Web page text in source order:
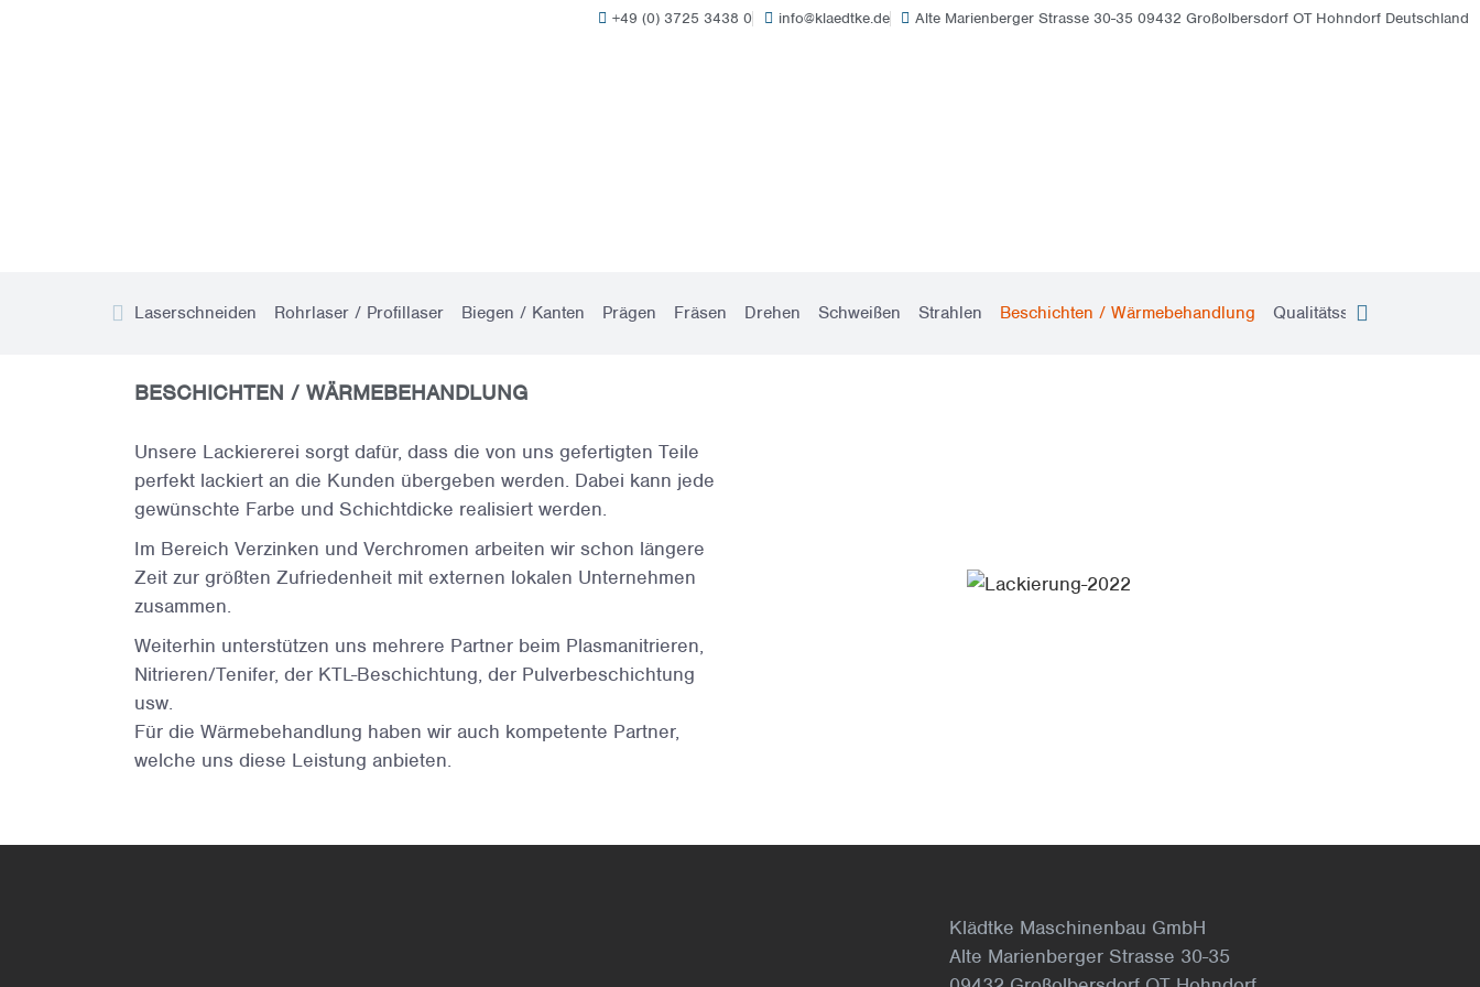
+49 (0) 3725 3438 0 info@klaedtke.de Alte Marienberger Strasse 30-35 09432 Großolbersdorf OT Hohndorf Deutschland
Laserschneiden Rohrlaser / Profillaser Biegen / Kanten Prägen Fräsen Drehen Schweißen Strahlen Beschichten / Wärmebehandlung Qualitäts­sicherung
BESCHICHTEN / WÄRMEBEHANDLUNG
Unsere Lackiererei sorgt dafür, dass die von uns gefertigten Teile
perfekt lackiert an die Kunden übergeben werden. Dabei kann jede
gewünschte Farbe und Schichtdicke realisiert werden.
Im Bereich Verzinken und Verchromen arbeiten wir schon längere
Zeit zur größten Zufriedenheit mit externen lokalen Unternehmen
zusammen.
Weiterhin unterstützen uns mehrere Partner beim Plasmanitrieren,
Nitrieren/Tenifer, der KTL-Beschichtung, der Pulverbeschichtung
usw.
Für die Wärmebehandlung haben wir auch kompetente Partner,
welche uns diese Leistung anbieten.
Klädtke Maschinenbau GmbH
Alte Marienberger Strasse 30-35